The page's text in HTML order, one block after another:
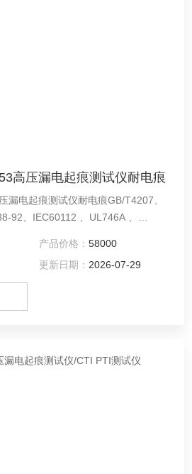
高压漏电起痕测试仪耐电痕
漏电起痕测试仪耐电痕GB/T4207、
92、IEC60112 、UL746A 、
以记录及保存测试数据；2.电极材
对试样作用力：1.0±0.05N；4.液滴
产品价格： 58000
更新日期： 2026-07-29